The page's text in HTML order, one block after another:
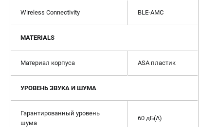
Wireless Connectivity BLE-AMC
MATERIALS
Материал корпуса ASA пластик
УРОВЕНЬ ЗВУКА И ШУМА
Гарантированный уровень
шума
60 дБ(А)